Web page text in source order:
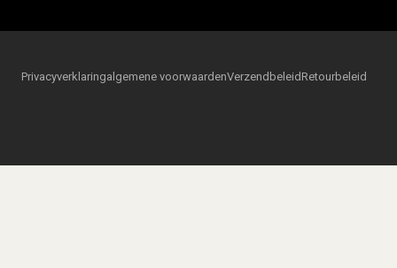
Privacyverklaringalgemene voorwaardenVerzendbeleid Retourbeleid